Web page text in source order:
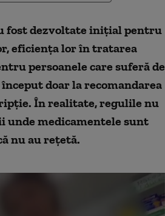
fost dezvoltate inițial pentru
eficiența lor în tratarea
persoanele care suferă de
doar la recomandarea
În realitate, regulile nu
unde medicamentele sunt
nu au rețetă.